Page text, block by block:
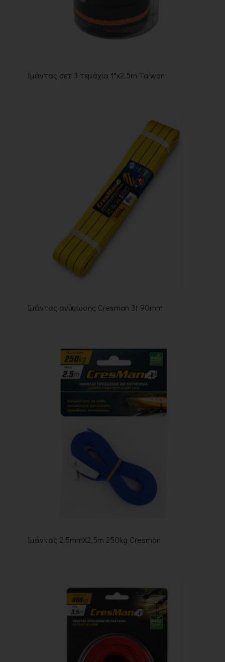
Ιμάντας σετ 3 τεμάχια 1"x2.5m Taiwan
Ιμάντας ανύψωσης Cresman 3t 90mm
Ιμάντας 2.5mmX2.5m 250kg Cresman